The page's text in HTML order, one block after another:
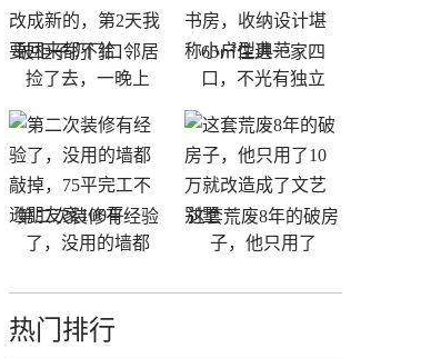
破柜子扔门口邻居
捡了去，一晚上
65㎡住进一家四
口，不光有独立
第二次装修有经验
了，没用的墙都
这套荒废8年的破房
子，他只用了
热门排行